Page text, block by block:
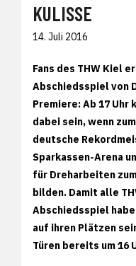
KULISSE
14. Juli 2016
Fans des THW Kiel
Abschiedsspiel von
Premiere: Ab 17 Uhr
dabei sein, wenn
deutsche
Sparkassen-Arena
für Dreharbeiten
bilden. Damit alle
Abschiedsspiel
auf ihren Plätzen
Türen bereits um 16